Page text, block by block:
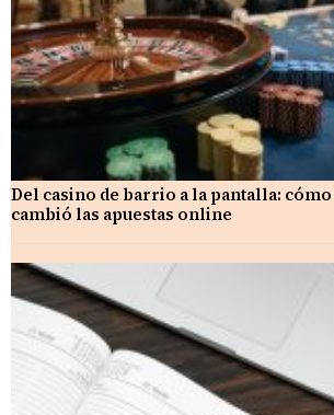
Del casino de barrio a la pantalla:
cambió las apuestas online